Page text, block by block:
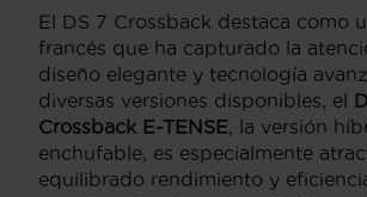
El DS 7 Crossback destaca como
francés que ha capturado la
diseño elegante y tecnología
diversas versiones disponibles, el
Crossback E-TENSE , la versión
enchufable, es especialmente
equilibrado rendimiento y